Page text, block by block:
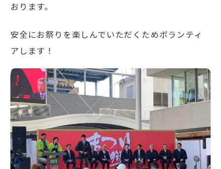
おります。
安全にお祭りを楽しんでいただくためボランティ
アします！